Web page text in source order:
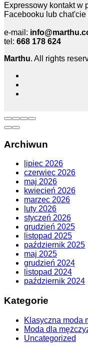
Expressowy kontakt w
Facebooku lub
e-mail:
tel: 668 178 624
Marthu. All rights
Archiwun
lipiec 2026
czerwiec 2026
maj 2026
kwiecień 2026
marzec 2026
luty 2026
styczeń 2026
grudzień 2025
listopad 2025
październik 2025
maj 2025
grudzień 2024
listopad 2024
październik 2024
Kategorie
Klasyczna moda
Moda dla
Uncategorized